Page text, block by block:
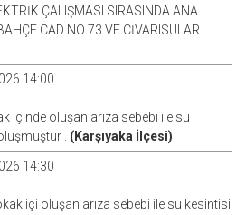
ÇALIŞMASI SIRASINDA ANA
CAD NO 73 VE CİVARISULAR
14:00
içinde oluşan arıza sebebi ile su
. (Karşıyaka İlçesi)
14:30
içi oluşan arıza sebebi ile su kesintisi